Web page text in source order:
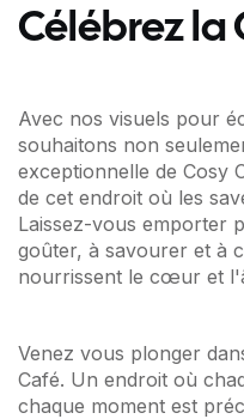
Célébrez la
Avec nos visuels pour
souhaitons non
exceptionnelle de Cosy
de cet endroit où les
Laissez-vous emporter
goûter, à savourer et à
nourrissent le cœur et
Venez vous plonger
Café. Un endroit où
chaque moment est